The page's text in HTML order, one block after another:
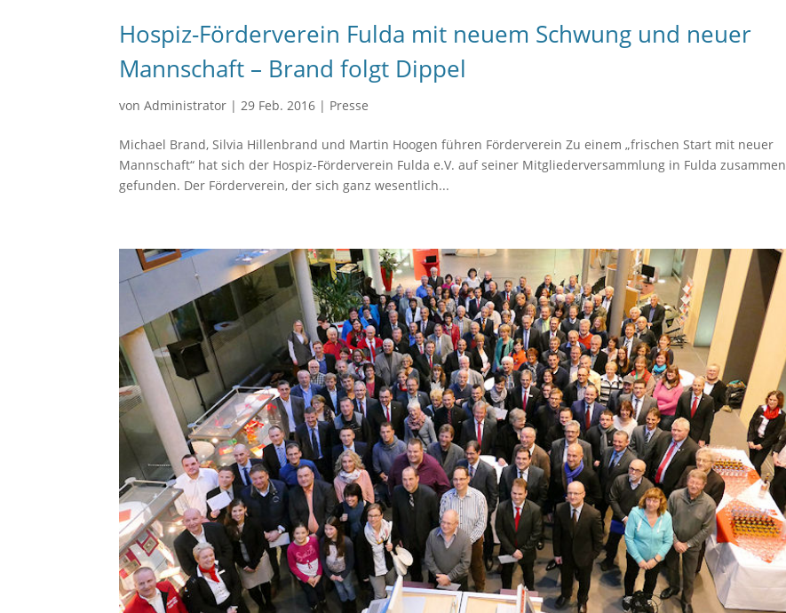
Hospiz-Förderverein Fulda mit neuem Schwung und neuer
Mannschaft – Brand folgt Dippel
vonAdministrator | 29 Feb. 2016 | Presse
Michael Brand, Silvia Hillenbrand und Martin Hoogen führen Förderverein Zu einem „frischen Start mit neuer
Mannschaft“ hat sich der Hospiz-Förderverein Fulda e.V. auf seiner Mitgliederversammlung in Fulda zusammen
gefunden. Der Förderverein, der sich ganz wesentlich...